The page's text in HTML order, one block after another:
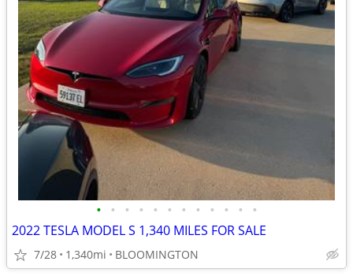
• • • • • • • • • • • •
2022 TESLA MODEL S 1,340 MILES FOR SALE
7/28 1,340mi BLOOMINGTON